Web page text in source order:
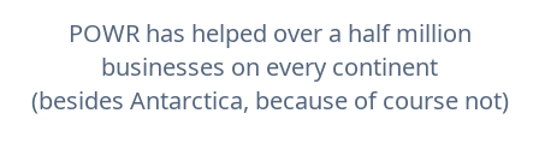
POWR has helped over a half million
businesses on every continent
(besides Antarctica, because of course not)